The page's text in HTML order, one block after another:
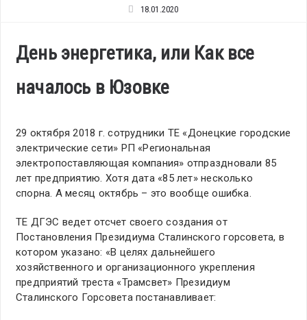
18.01.2020
День энергетика, или Как все
началось в Юзовке
29 октября 2018 г. сотрудники ТЕ «Донецкие городские
электрические сети» РП «Региональная
электропоставляющая компания» отпраздновали 85
лет предприятию. Хотя дата «85 лет» несколько
спорна. А месяц октябрь – это вообще ошибка.
ТЕ ДГЭС ведет отсчет своего создания от
Постановления Президиума Сталинского горсовета, в
котором указано: «В целях дальнейшего
хозяйственного и организационного укрепления
предприятий треста «Трамсвет» Президиум
Сталинского Горсовета постанавливает: